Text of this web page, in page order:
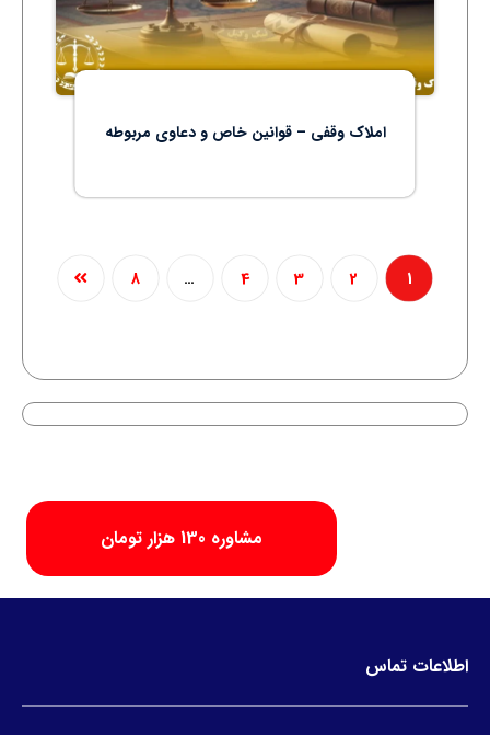
املاک وقفی – قوانین خاص و دعاوی مربوطه
1
2
3
4
…
8
مشاوره 130 هزار تومان
اطلاعات تماس